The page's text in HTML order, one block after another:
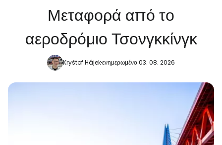
Μεταφορά από το
αεροδρόμιο Τσονγκκίνγκ
Kryštof Hájekενημερωμένο 03. 08. 2026
Συνεχίστε με την Google
Συνεχίστε με το Facebook